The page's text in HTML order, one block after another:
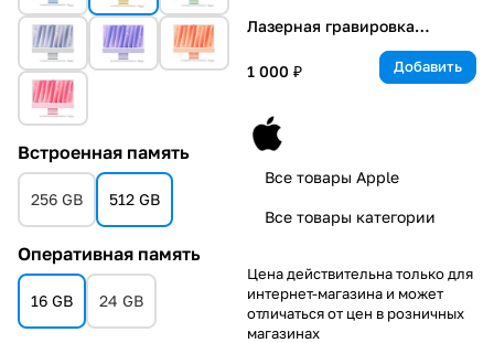
Встроенная память
256 GB 512 GB
Оперативная память
16 GB 24 GB
Лазерная гравировка
1 000 ₽
Добавить
Все товары Apple
Все товары категории
Цена действительна только для
интернет-магазина и может
отличаться от цен в розничных
магазинах